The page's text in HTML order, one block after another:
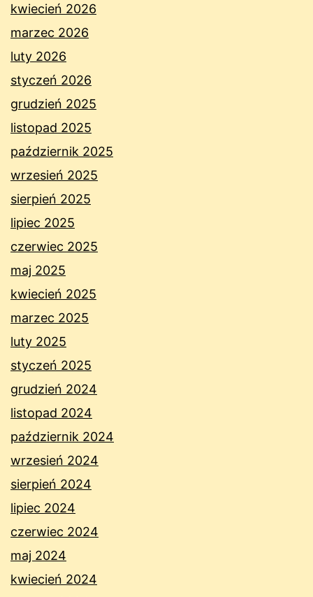
kwiecień 2026
marzec 2026
luty 2026
styczeń 2026
grudzień 2025
listopad 2025
październik 2025
wrzesień 2025
sierpień 2025
lipiec 2025
czerwiec 2025
maj 2025
kwiecień 2025
marzec 2025
luty 2025
styczeń 2025
grudzień 2024
listopad 2024
październik 2024
wrzesień 2024
sierpień 2024
lipiec 2024
czerwiec 2024
maj 2024
kwiecień 2024